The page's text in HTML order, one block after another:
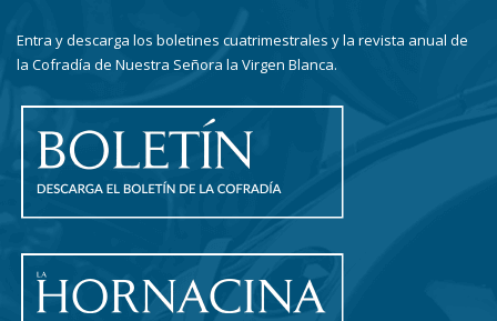
Entra y descarga los boletines cuatrimestrales y la revista anual de
la Cofradía de Nuestra Señora la Virgen Blanca.